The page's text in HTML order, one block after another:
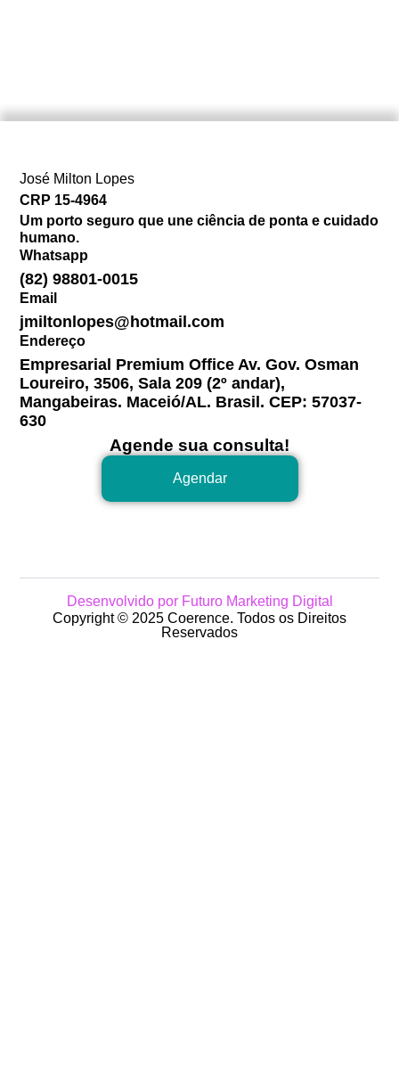
José Milton Lopes​
CRP 15-4964
Um porto seguro que une ciência de ponta e cuidado
humano.
Whatsapp
(82) 98801-0015
Email
jmiltonlopes@hotmail.com
Endereço
Empresarial Premium Office Av. Gov. Osman
Loureiro, 3506, Sala 209 (2º andar),
Mangabeiras. Maceió/AL. Brasil. CEP: 57037-
630
Agende sua consulta!
Agendar
Desenvolvido por Futuro Marketing Digital
Copyright © 2025 Coerence. Todos os Direitos
Reservados